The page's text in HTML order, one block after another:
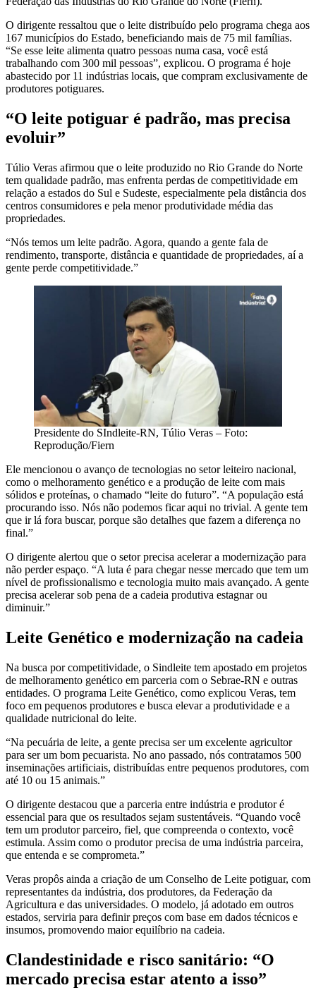
O dirigente ressaltou que o leite distribuído pelo programa chega aos
167 municípios do Estado, beneficiando mais de 75 mil famílias.
“Se esse leite alimenta quatro pessoas numa casa, você está
trabalhando com 300 mil pessoas”, explicou. O programa é hoje
abastecido por 11 indústrias locais, que compram exclusivamente de
produtores potiguares.
“O leite potiguar é padrão, mas precisa
evoluir”
Túlio Veras afirmou que o leite produzido no Rio Grande do Norte
tem qualidade padrão, mas enfrenta perdas de competitividade em
relação a estados do Sul e Sudeste, especialmente pela distância dos
centros consumidores e pela menor produtividade média das
propriedades.
“Nós temos um leite padrão. Agora, quando a gente fala de
rendimento, transporte, distância e quantidade de propriedades, aí a
gente perde competitividade.”
Presidente do SIndleite-RN, Túlio Veras – Foto:
Reprodução/Fiern
Ele mencionou o avanço de tecnologias no setor leiteiro nacional,
como o melhoramento genético e a produção de leite com mais
sólidos e proteínas, o chamado “leite do futuro”. “A população está
procurando isso. Nós não podemos ficar aqui no trivial. A gente tem
que ir lá fora buscar, porque são detalhes que fazem a diferença no
final.”
O dirigente alertou que o setor precisa acelerar a modernização para
não perder espaço. “A luta é para chegar nesse mercado que tem um
nível de profissionalismo e tecnologia muito mais avançado. A gente
precisa acelerar sob pena de a cadeia produtiva estagnar ou
diminuir.”
Leite Genético e modernização na cadeia
Na busca por competitividade, o Sindleite tem apostado em projetos
de melhoramento genético em parceria com o Sebrae-RN e outras
entidades. O programa Leite Genético, como explicou Veras, tem
foco em pequenos produtores e busca elevar a produtividade e a
qualidade nutricional do leite.
“Na pecuária de leite, a gente precisa ser um excelente agricultor
para ser um bom pecuarista. No ano passado, nós contratamos 500
inseminações artificiais, distribuídas entre pequenos produtores, com
até 10 ou 15 animais.”
O dirigente destacou que a parceria entre indústria e produtor é
essencial para que os resultados sejam sustentáveis. “Quando você
tem um produtor parceiro, fiel, que compreenda o contexto, você
estimula. Assim como o produtor precisa de uma indústria parceira,
que entenda e se comprometa.”
Veras propôs ainda a criação de um Conselho de Leite potiguar, com
representantes da indústria, dos produtores, da Federação da
Agricultura e das universidades. O modelo, já adotado em outros
estados, serviria para definir preços com base em dados técnicos e
insumos, promovendo maior equilíbrio na cadeia.
Clandestinidade e risco sanitário: “O
mercado precisa estar atento a isso”